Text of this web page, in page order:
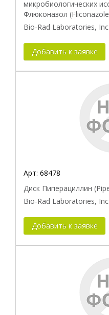
микробиологических
Флюконазол
Bio-Rad Laboratories, Inc.
Добавить к заявке
Арт: 68478
Диск Пиперациллин
Bio-Rad Laboratories, Inc.
Добавить к заявке